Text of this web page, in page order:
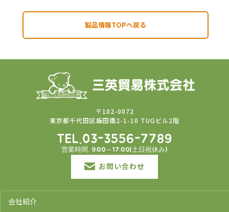
製品情報TOPへ戻る
〒102-0072
東京都千代田区飯田橋2-1-10 TUGビル2階
TEL.03-3556-7789
営業時間. 9:00～17:00(土日祝休み)
お問い合わせ
会社紹介